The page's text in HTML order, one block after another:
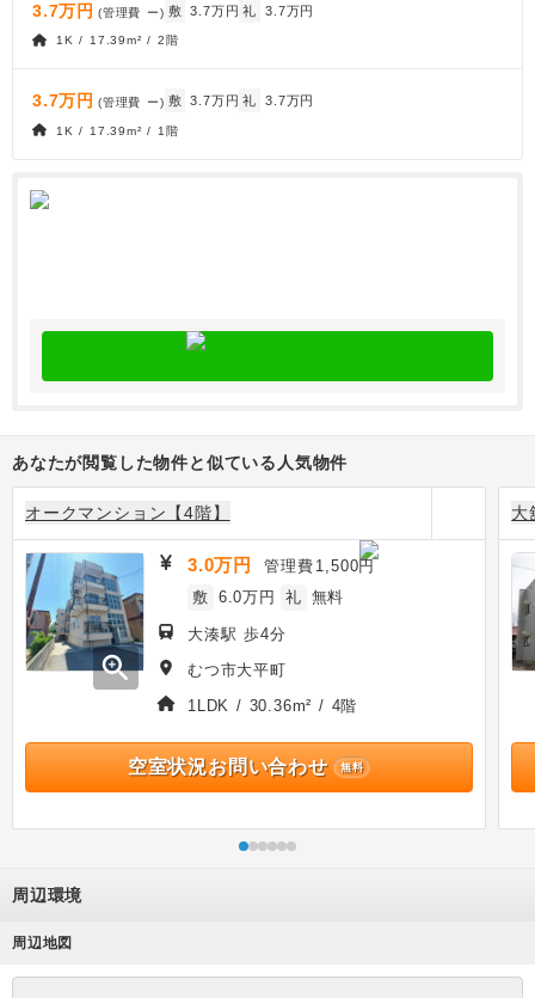
3.7万円 (管理費 ー) 敷 3.7万円 礼 3.7万円
1K / 17.39m² / 2階
3.7万円 (管理費 ー) 敷 3.7万円 礼 3.7万円
1K / 17.39m² / 1階
あなたが閲覧した物件と似ている人気物件
オークマンション【4階】
zoom_in
3.0万円 管理費 1,500円
敷 6.0万円 礼 無料
大湊駅 歩4分
むつ市大平町
1LDK / 30.36m² / 4階
空室状況お問い合わせ 無料
大
周辺環境
周辺地図